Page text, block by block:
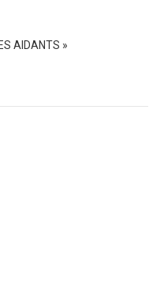
AIDANTS »